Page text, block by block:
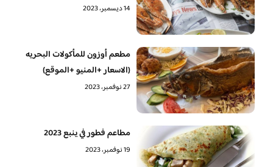
14 ديسمبر، 2023
مطعم أوزون للمأكولات البحريه
(الاسعار +المنيو +الموقع)
27 نوفمبر، 2023
مطاعم فطور في ينبع 2023
19 نوفمبر، 2023